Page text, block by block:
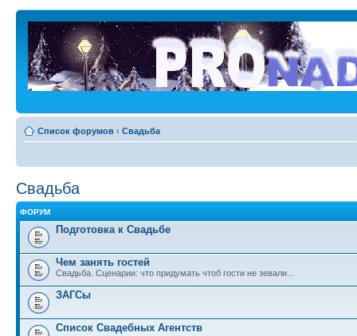
Список форумов ‹ Свадьба
Свадьба
ФОРУМ
Подготовка к Свадьбе
Чем занять гостей
Свадьба. Сценарии: что придумать чтоб гости не зевали...
ЗАГСы
Список Свадебных Агентств